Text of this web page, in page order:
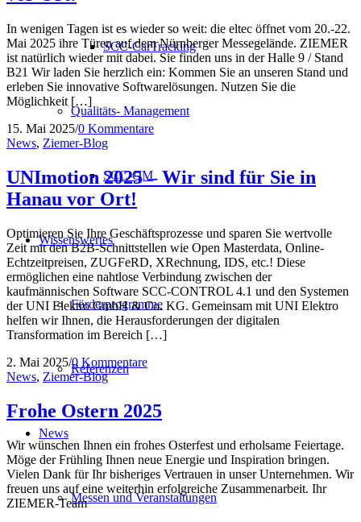
SCC-CarTracking
Qualitäts- Management
SCC-QM
Wissenswertes
Förderprogramme
Referenzen
News
Messen und Veranstaltungen
In wenigen Tagen ist es wieder so weit: die eltec öffnet vom 20.-22.
Mai 2025 ihre Türen auf dem Nürnberger Messegelände. ZIEMER
ist natürlich wieder mit dabei. Sie finden uns in der Halle 9 / Stand
B21 Wir laden Sie herzlich ein: Kommen Sie an unseren Stand und
erleben Sie innovative Softwarelösungen. Nutzen Sie die
Möglichkeit […]
15. Mai 2025/0 Kommentare
News, Ziemer-Blog
UNImotion 2025 – Wir sind für Sie in
Hanau vor Ort!
Optimieren Sie Ihre Geschäftsprozesse und sparen Sie wertvolle
Zeit mit den B2B-Schnittstellen wie Open Masterdata, Online-
Echtzeitpreisen, ZUGFeRD, XRechnung, IDS, etc.! Diese
ermöglichen eine nahtlose Verbindung zwischen der
kaufmännischen Software SCC-CONTROL 4.1 und den Systemen
der UNI Elektro GmbH & Co. KG. Gemeinsam mit UNI Elektro
helfen wir Ihnen, die Herausforderungen der digitalen
Transformation im Bereich […]
2. Mai 2025/0 Kommentare
News, Ziemer-Blog
Frohe Ostern 2025
Wir wünschen Ihnen ein frohes Osterfest und erholsame Feiertage.
Möge der Frühling Ihnen neue Energie und Inspiration bringen.
Vielen Dank für Ihr bisheriges Vertrauen in unser Unternehmen. Wir
freuen uns auf eine weiterhin erfolgreiche Zusammenarbeit. Ihr
ZIEMER-Team